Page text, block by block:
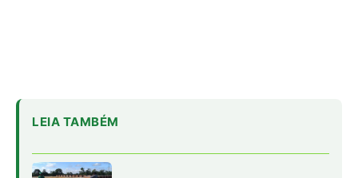
LEIA TAMBÉM